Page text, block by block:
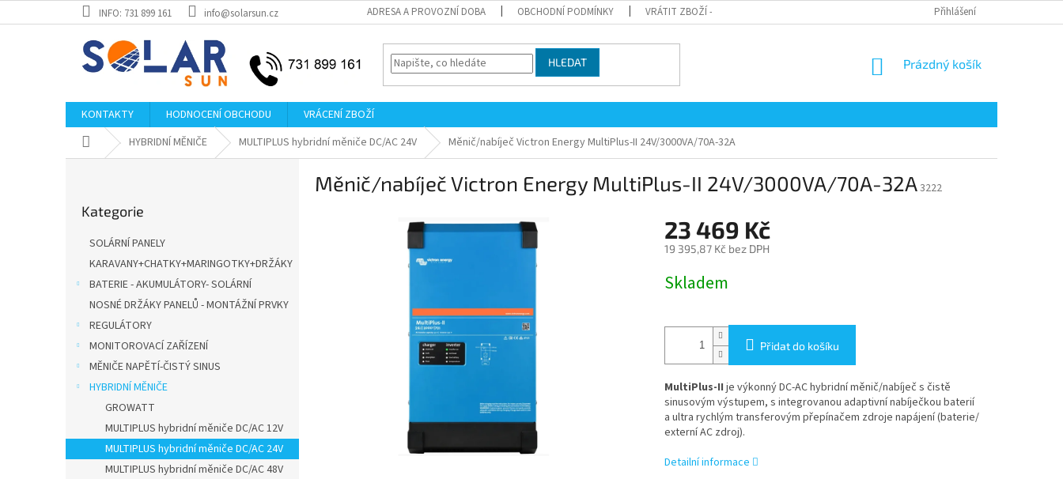
na
INFO: 731 899 161 info@solarsun.cz ADRESA A PROVOZNÍ DOBA OBCHODNÍ PODMÍNKY VRÁTIT ZBOŽÍ - ODSTOUPENÍ OD SMLOUVY REKLAMACE ZBOŽÍPřihlášení
HLEDAT
NÁKUPNÍ
Prázdný košík
KONTAKTY HODNOCENÍ OBCHODU
VRÁCENÍ ZBOŽÍ
Domů HYBRIDNÍ MĚNIČE MULTIPLUS hybridní měniče DC/AC 24V Měnič/nabíječ Victron Energy MultiPlus-II 24V/3000VA/70A-32A
kategorie
Kategorie
SOLÁRNÍ PANELY
KARAVANY+CHATKY+MARINGOTKY+DRŽÁKY
BATERIE - AKUMULÁTORY- SOLÁRNÍ
NOSNÉ DRŽÁKY PANELŮ - MONTÁŽNÍ PRVKY
REGULÁTORY
MONITOROVACÍ ZAŘÍZENÍ
MĚNIČE NAPĚTÍ-ČISTÝ SINUS
HYBRIDNÍ MĚNIČE
GROWATT
MULTIPLUS hybridní měniče DC/AC 12V
MULTIPLUS hybridní měniče DC/AC 24V
MULTIPLUS hybridní měniče DC/AC 48V
Měnič/nabíječ Victron Energy MultiPlus-II 24V/3000VA/70A-32A3222
23 469 Kč
19 395,87 Kč bez DPH
cena:
Skladem
Přidat do košíku
MultiPlus-II je výkonný DC-AC hybridní měnič/nabíječ s čistě
sinusovým výstupem, s integrovanou adaptivní nabíječkou baterií
a ultra rychlým transferovým přepínačem zdroje napájení (baterie/
externí AC zdroj).
Detailní informace